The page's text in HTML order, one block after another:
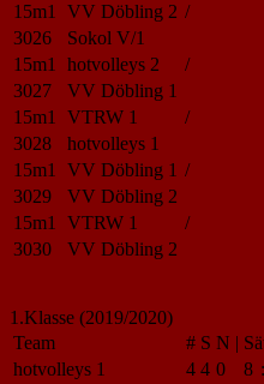
15m1
VV Döbling 2 /
3026
Sokol V/1
15m1
hotvolleys 2
/
3027
VV Döbling 1
15m1
VTRW 1
/
3028
hotvolleys 1
15m1
VV Döbling 1 /
3029
VV Döbling 2
15m1
VTRW 1
/
3030
VV Döbling 2
1.Klasse (2019/2020)
Team
# S N |
hotvolleys 1
4 4 0 8 :